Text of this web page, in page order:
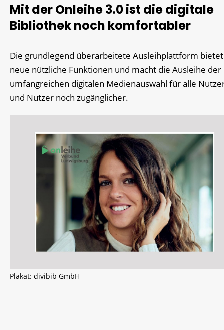
Mit der Onleihe 3.0 ist die digitale
Bibliothek noch komfortabler
Die grundlegend überarbeitete Ausleihplattform
neue nützliche Funktionen und macht die Ausleihe der
umfangreichen digitalen Medienauswahl für alle
und Nutzer noch zugänglicher.
Plakat: divibib GmbH